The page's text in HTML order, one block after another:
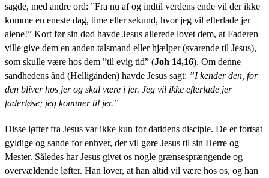
sagde, med andre ord: ”Fra nu af og indtil verdens ende vil der ikke
komme en eneste dag, time eller sekund, hvor jeg vil efterlade jer
alene!” Kort før sin død havde Jesus allerede lovet dem, at Faderen
ville give dem en anden talsmand eller hjælper (svarende til Jesus),
som skulle være hos dem ”til evig tid” (Joh 14,16). Om denne
sandhedens ånd (Helligånden) havde Jesus sagt: ”I kender den, for
den bliver hos jer og skal være i jer. Jeg vil ikke efterlade jer
faderløse; jeg kommer til jer.”
Disse løfter fra Jesus var ikke kun for datidens disciple. De er fortsat
gyldige og sande for enhver, der vil gøre Jesus til sin Herre og
Mester. Således har Jesus givet os nogle grænsesprængende og
overvældende løfter. Han lover, at han altid vil være hos os, og han